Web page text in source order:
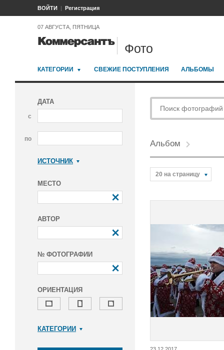
ВОЙТИ Регистрация
07 АВГУСТА, ПЯТНИЦА
Фото
КАТЕГОРИИ СВЕЖИЕ ПОСТУПЛЕНИЯ АЛЬБОМЫ
ДАТА
с
по
ИСТОЧНИК
МЕСТО
АВТОР
№ ФОТОГРАФИИ
ОРИЕНТАЦИЯ
КАТЕГОРИИ
Альбом
20 на страницу